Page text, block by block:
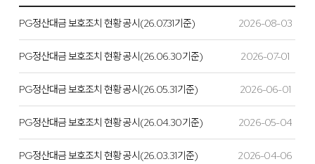
PG정산대금 보호조치 현황 공시(26.07.31기준) 2026-08-03
PG정산대금 보호조치 현황 공시(26.06.30기준) 2026-07-01
PG정산대금 보호조치 현황 공시(26.05.31기준) 2026-06-01
PG정산대금 보호조치 현황 공시(26.04.30기준) 2026-05-04
PG정산대금 보호조치 현황 공시(26.03.31기준) 2026-04-06